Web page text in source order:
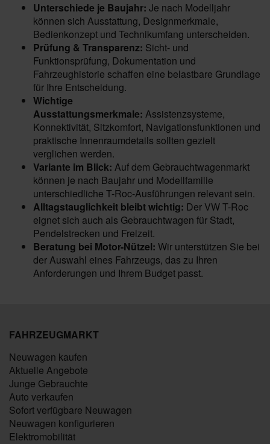
Unterschiede je Baujahr: Je nach Modelljahr
können sich Ausstattung, Designmerkmale,
Bedienkonzept und Technikumfang unterscheiden.
Prüfung & Transparenz: Sicht- und
Funktionsprüfung, Dokumentation und
Fahrzeughistorie schaffen eine belastbare Grundlage
für Ihre Entscheidung.
Wichtige
Ausstattungsmerkmale: Assistenzsysteme,
Konnektivität, Sitzkomfort, Navigationsfunktionen und
praktische Innenraumdetails sollten gezielt
verglichen werden.
Variante im Blick: Auf dem Gebrauchtwagenmarkt
können je nach Baujahr und Modellfamilie
unterschiedliche T-Roc-Ausführungen relevant sein.
Alltagstauglichkeit bleibt wichtig: Der VW T-Roc
eignet sich auch als Gebrauchtwagen für Stadt,
Pendelstrecken und Freizeit.
Beratung bei Motor-Nützel: Wir unterstützen Sie bei
der Auswahl eines Fahrzeugs, das zu Ihren
Anforderungen und Ihrem Budget passt.
FAHRZEUGMARKT
Neuwagen kaufen
Aktuelle Angebote
Junge Gebrauchte
Auto verkaufen
Sofort verfügbare Neuwagen
Neuwagen konfigurieren
Elektromobilität